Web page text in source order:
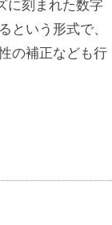
に刻まれた数字
という形式で、
の補正なども行